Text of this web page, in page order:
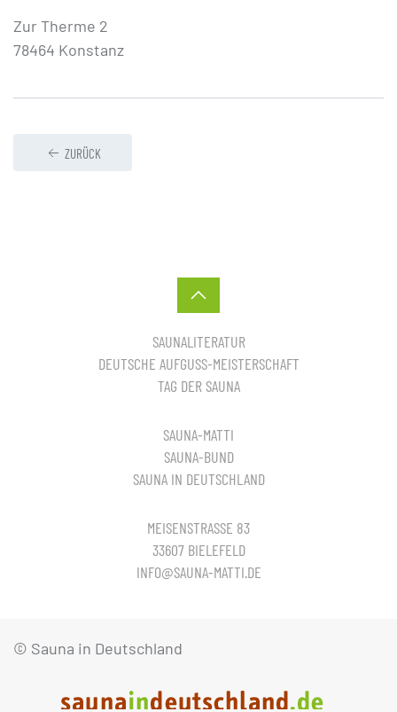
Zur Therme 2
78464 Konstanz
ZURÜCK
SAUNALITERATUR
DEUTSCHE AUFGUSS-MEISTERSCHAFT
TAG DER SAUNA
SAUNA-MATTI
SAUNA-BUND
SAUNA IN DEUTSCHLAND
MEISENSTRASSE 83
33607 BIELEFELD
INFO@SAUNA-MATTI.DE
© Sauna in Deutschland